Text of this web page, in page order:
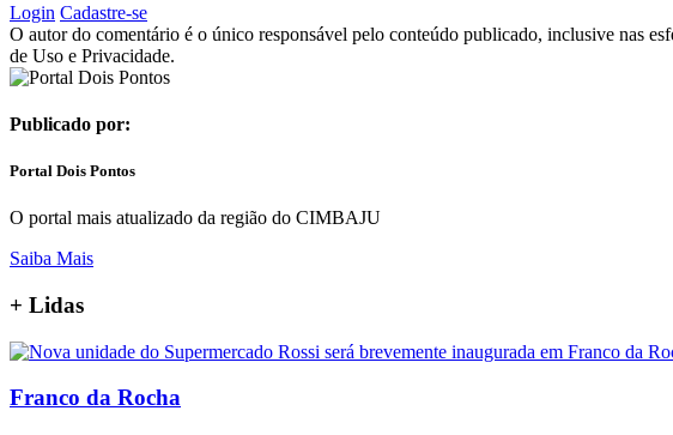
Login Cadastre-se
O autor do comentário é o único responsável pelo conteúdo publicado, inclusive nas
de Uso e Privacidade.
Publicado por:
Portal Dois Pontos
O portal mais atualizado da região do CIMBAJU
Saiba Mais
+ Lidas
Franco da Rocha